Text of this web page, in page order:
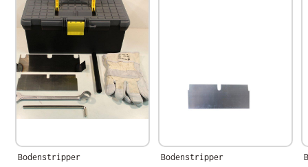
Messer Set
1 x 200mm Art.Nr: 27-20-80-15
1 x 350mm Art.Nr: 27-35-80-15
1 x U-Messer Art.Nr: 27-35-80-15-US
Fettpresse
Bodenstripper Bodenstripper